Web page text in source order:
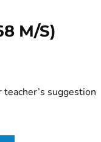
M/S)
suggestion